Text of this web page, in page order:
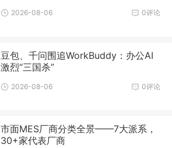
0评论
2026-08-06
豆包、千问围追WorkBuddy：办公AI
激烈“三国杀”
0评论
2026-08-06
市面MES厂商分类全景——7大派系，
30+家代表厂商